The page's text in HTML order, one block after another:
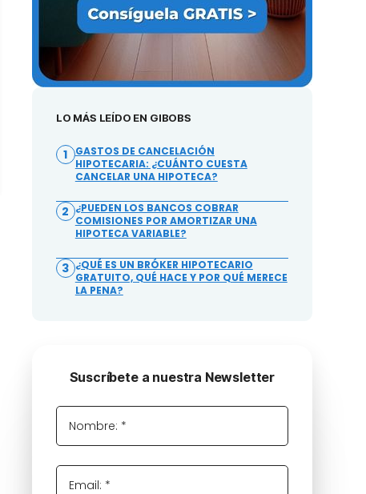
LO MÁS LEÍDO EN GIBOBS
1 GASTOS DE CANCELACIÓN
HIPOTECARIA: ¿CUÁNTO CUESTA
CANCELAR UNA HIPOTECA?
2 ¿PUEDEN LOS BANCOS COBRAR
COMISIONES POR AMORTIZAR UNA
HIPOTECA VARIABLE?
3 ¿QUÉ ES UN BRÓKER HIPOTECARIO
GRATUITO, QUÉ HACE Y POR QUÉ MERECE
LA PENA?
Suscríbete a nuestra Newsletter
Nombre: *
Email: *